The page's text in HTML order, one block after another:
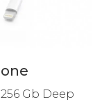
Gb Deep